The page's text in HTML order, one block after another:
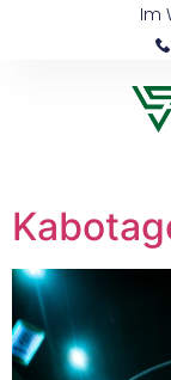
Im